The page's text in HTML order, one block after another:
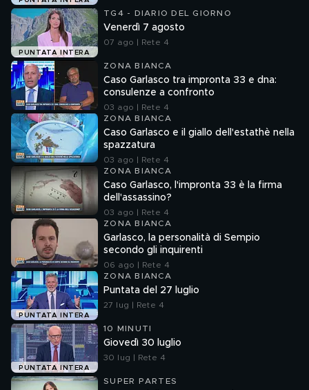
PUNTATA INTERA
TG4 - DIARIO DEL GIORNO
Venerdì 7 agosto
07 ago | Rete 4
ZONA BIANCA
Caso Garlasco tra impronta 33 e dna:
consulenze a confronto
03 ago | Rete 4
ZONA BIANCA
Caso Garlasco e il giallo dell'estathè nella
spazzatura
03 ago | Rete 4
ZONA BIANCA
Caso Garlasco, l'impronta 33 è la firma
dell'assassino?
03 ago | Rete 4
ZONA BIANCA
Garlasco, la personalità di Sempio
secondo gli inquirenti
06 ago | Rete 4
PUNTATA INTERA
ZONA BIANCA
Puntata del 27 luglio
27 lug | Rete 4
PUNTATA INTERA
10 MINUTI
Giovedì 30 luglio
30 lug | Rete 4
SUPER PARTES